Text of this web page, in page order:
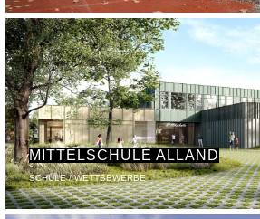
MITTELSCHULE ALLAND
SCHULE / WETTBEWERBE